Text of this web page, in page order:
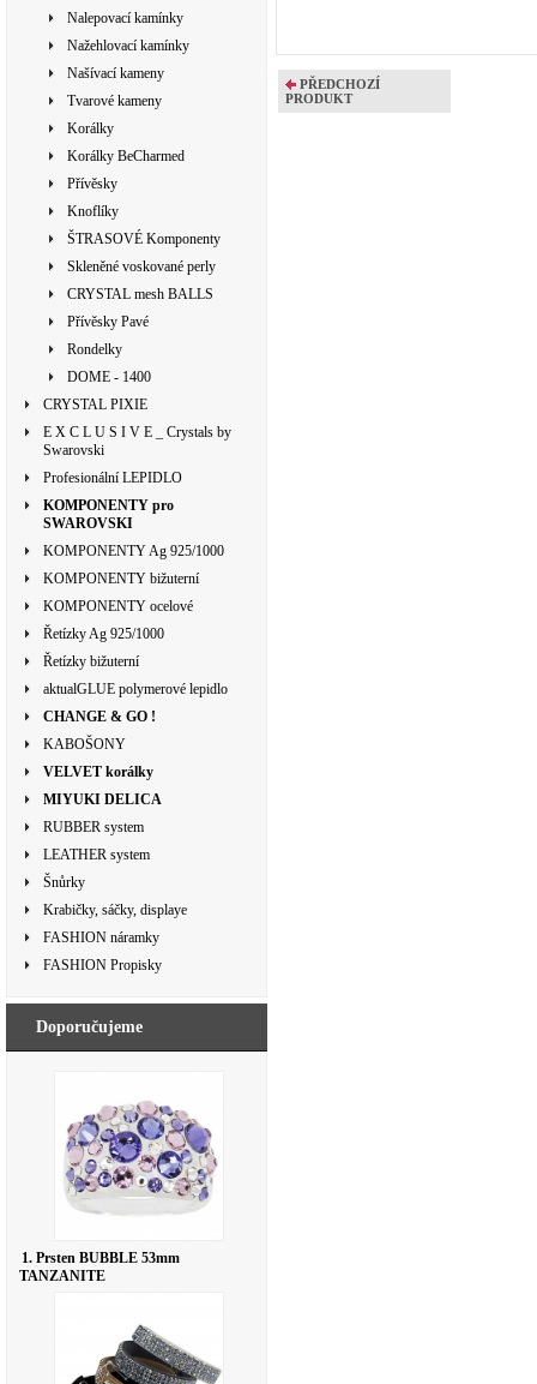
Nalepovací kamínky
Nažehlovací kamínky
Našívací kameny
Tvarové kameny
Korálky
Korálky BeCharmed
Přívěsky
Knoflíky
ŠTRASOVÉ Komponenty
Skleněné voskované perly
CRYSTAL mesh BALLS
Přívěsky Pavé
Rondelky
DOME - 1400
CRYSTAL PIXIE
E X C L U S I V E _ Crystals by
Swarovski
Profesionální LEPIDLO
KOMPONENTY pro
SWAROVSKI
KOMPONENTY Ag 925/1000
KOMPONENTY bižuterní
KOMPONENTY ocelové
Řetízky Ag 925/1000
Řetízky bižuterní
aktualGLUE polymerové lepidlo
CHANGE & GO !
KABOŠONY
VELVET korálky
MIYUKI DELICA
RUBBER system
LEATHER system
Šnůrky
Krabičky, sáčky, displaye
FASHION náramky
FASHION Propisky
Doporučujeme
1. Prsten BUBBLE 53mm
TANZANITE
PŘEDCHOZÍ
PRODUKT